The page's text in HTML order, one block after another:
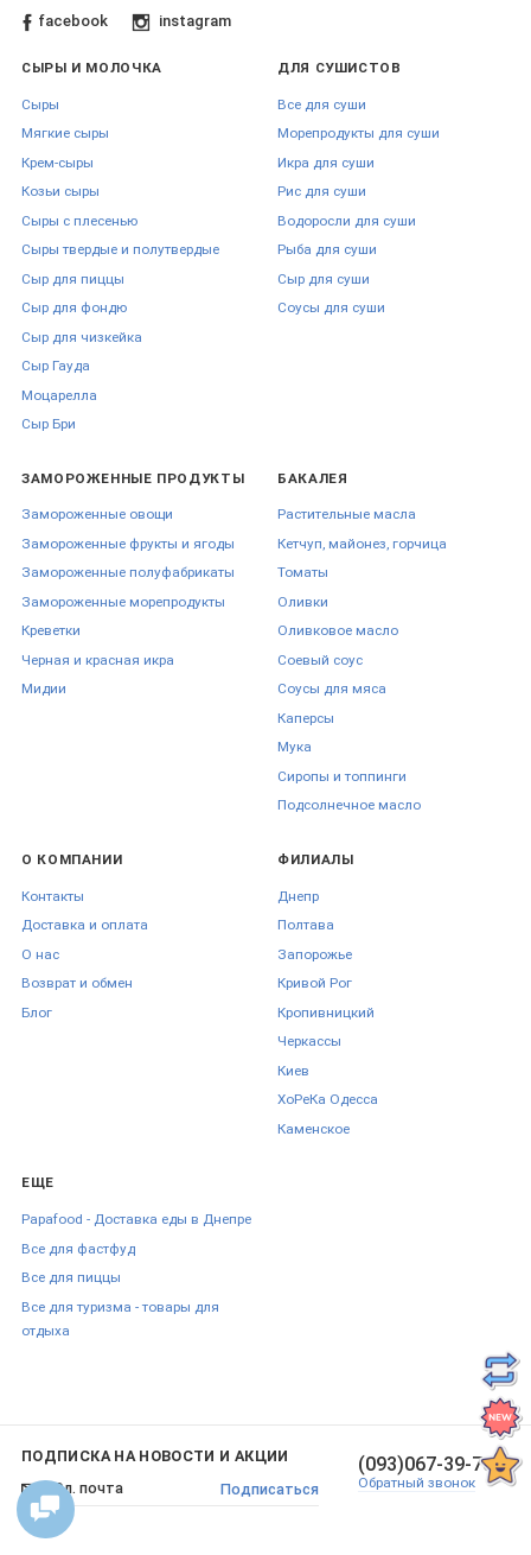
facebook instagram
СЫРЫ И МОЛОЧКА
Сыры
Мягкие сыры
Крем-сыры
Козьи сыры
Сыры с плесенью
Сыры твердые и полутвердые
Сыр для пиццы
Сыр для фондю
Сыр для чизкейка
Сыр Гауда
Моцарелла
Сыр Бри
ДЛЯ СУШИСТОВ
Все для суши
Морепродукты для суши
Икра для суши
Рис для суши
Водоросли для суши
Рыба для суши
Сыр для суши
Соусы для суши
ЗАМОРОЖЕННЫЕ ПРОДУКТЫ
Замороженные овощи
Замороженные фрукты и ягоды
Замороженные полуфабрикаты
Замороженные морепродукты
Креветки
Черная и красная икра
Мидии
БАКАЛЕЯ
Растительные масла
Кетчуп, майонез, горчица
Томаты
Оливки
Оливковое масло
Соевый соус
Соусы для мяса
Каперсы
Мука
Сиропы и топпинги
Подсолнечное масло
О КОМПАНИИ
Контакты
Доставка и оплата
О нас
Возврат и обмен
Блог
ФИЛИАЛЫ
Днепр
Полтава
Запорожье
Кривой Рог
Кропивницкий
Черкаcсы
Киев
ХоРеКа Одесса
Каменское
ЕЩЕ
Papafood - Доставка еды в Днепре
Все для фастфуд
Все для пиццы
Все для туризма - товары для
отдыха
ПОДПИСКА НА НОВОСТИ И АКЦИИ
Подписаться
(093)067-39-70
Обратный звонок